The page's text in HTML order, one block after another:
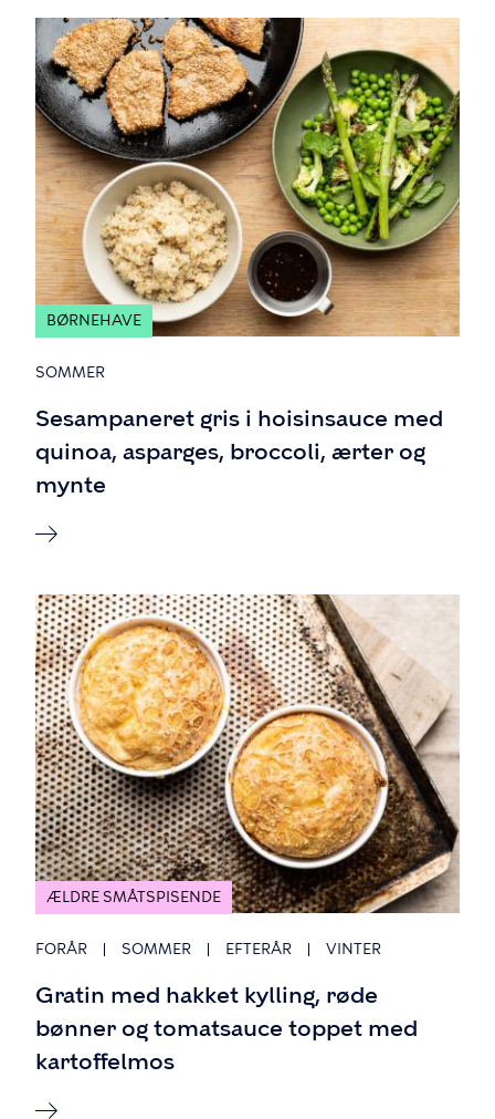
BØRNEHAVE
SOMMER
Sesampaneret gris i hoisinsauce med
quinoa, asparges, broccoli, ærter og
mynte
ÆLDRE SMÅTSPISENDE
FORÅR SOMMER EFTERÅR VINTER
Gratin med hakket kylling, røde
bønner og tomatsauce toppet med
kartoffelmos